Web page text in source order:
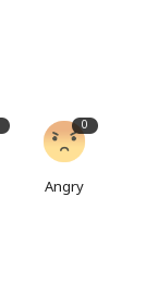
0
Angry